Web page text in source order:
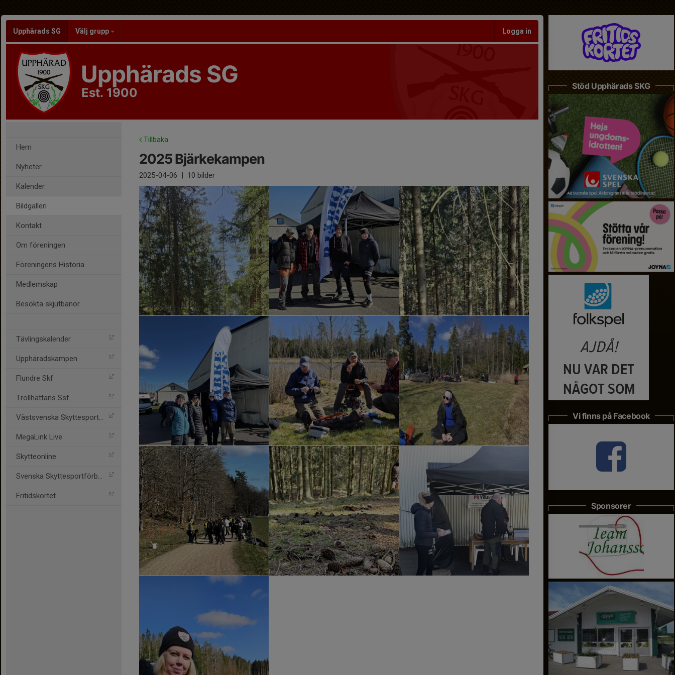
Upphärads SG Välj grupp Logga in
Upphärads SG
Est. 1900
Hem
Nyheter
Kalender
Bildgalleri
Kontakt
Om föreningen
Föreningens Historia
Medlemskap
Besökta skjutbanor
Tävlingskalender
Upphäradskampen
Flundre Skf
Trollhättans Ssf
Västsvenska Skyttesportfö
MegaLink Live
Skytteonline
Svenska Skyttesportförbun
Fritidskortet
Tillbaka
2025 Bjärkekampen
2025-04-06 | 10 bilder
Stöd Upphärads SKG
Vi finns på Facebook
Sponsorer